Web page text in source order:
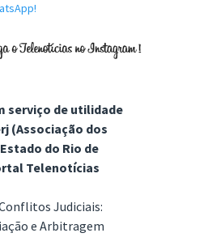
serviço de utilidade
(Associação dos
do Rio de
Telenotícias
Judiciais:
e Arbitragem